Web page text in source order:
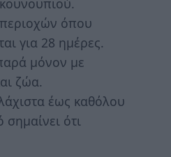
περιοχών όπου
για 28 ημέρες.
μόνον με
ζώα.
έως καθόλου
ότι